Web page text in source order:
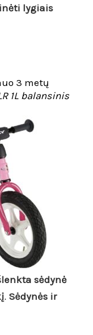
lygiais
3 metų
1L balansinis
sėdynė
.Sėdynės ir